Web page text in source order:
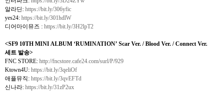
알라딘: https://bit.ly/306yfic
yes24: https://bit.ly/301hdlW
디어마이뮤즈 : https://bit.ly/3H2lpT2
<SF9 10TH MINI ALBUM ‘RUMINATION’ Scar Ver. / Blood Ver. / Connect Ver.
세트 발송>
FNC STORE: http://fncstore.cafe24.com/surl/P/929
Ktown4U: https://bit.ly/3qeliOf
애플뮤직: https://bit.ly/3qvEFTd
신나라: https://bit.ly/31zP2ux